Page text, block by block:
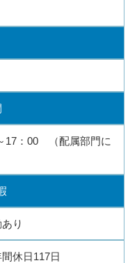
：00 （配属部門に
り
休日117日